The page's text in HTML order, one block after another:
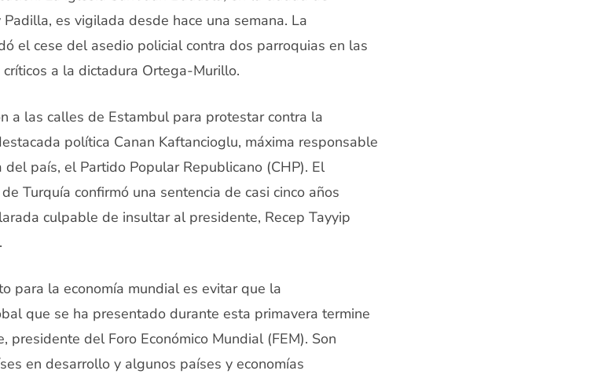
es vigilada desde hace una semana. La
el cese del asedio policial contra dos parroquias en las
a la dictadura Ortega-Murillo.
a las calles de Estambul para protestar contra la
política Canan Kaftancioglu, máxima responsable
país, el Partido Popular Republicano (CHP). El
Turquía confirmó una sentencia de casi cinco años
culpable de insultar al presidente, Recep Tayyip
para la economía mundial es evitar que la
que se ha presentado durante esta primavera termine
presidente del Foro Económico Mundial (FEM). Son
en desarrollo y algunos países y economías